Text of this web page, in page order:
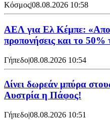
Κόσμος|08.08.2026 10:58
ΑΕΛ για Ελ Κέμπε:
προπονήσεις και το
Γήπεδο|08.08.2026 10:54
Δίνει δωρεάν μπύρα
Αυστρία η Πάφος!
Γήπεδο|08.08.2026 10:51